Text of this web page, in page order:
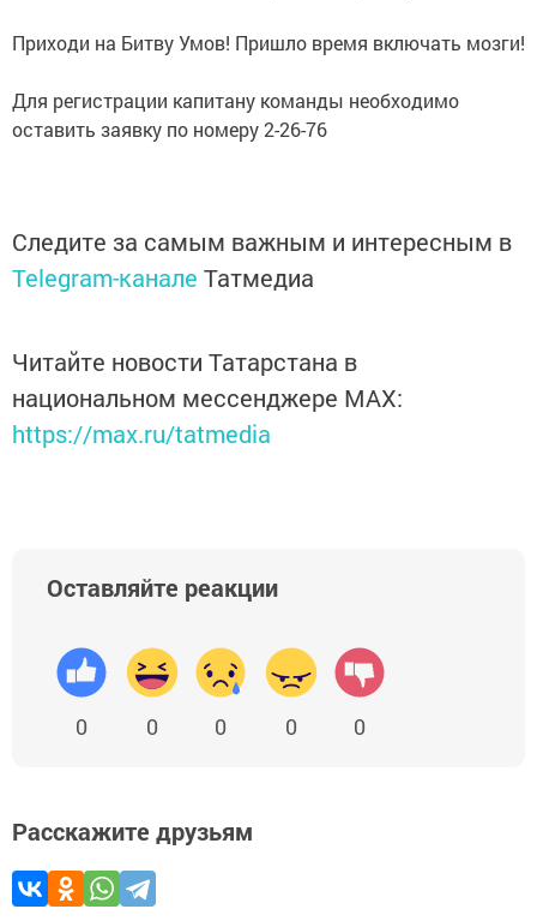
Приходи на Битву Умов! Пришло время включать мозги!
Для регистрации капитану команды необходимо
оставить заявку по номеру 2-26-76
Следите за самым важным и интересным в
Telegram-канале Татмедиа
Читайте новости Татарстана в
национальном мессенджере MАХ:
https://max.ru/tatmedia
Оставляйте реакции
0 0 0 0 0
Расскажите друзьям